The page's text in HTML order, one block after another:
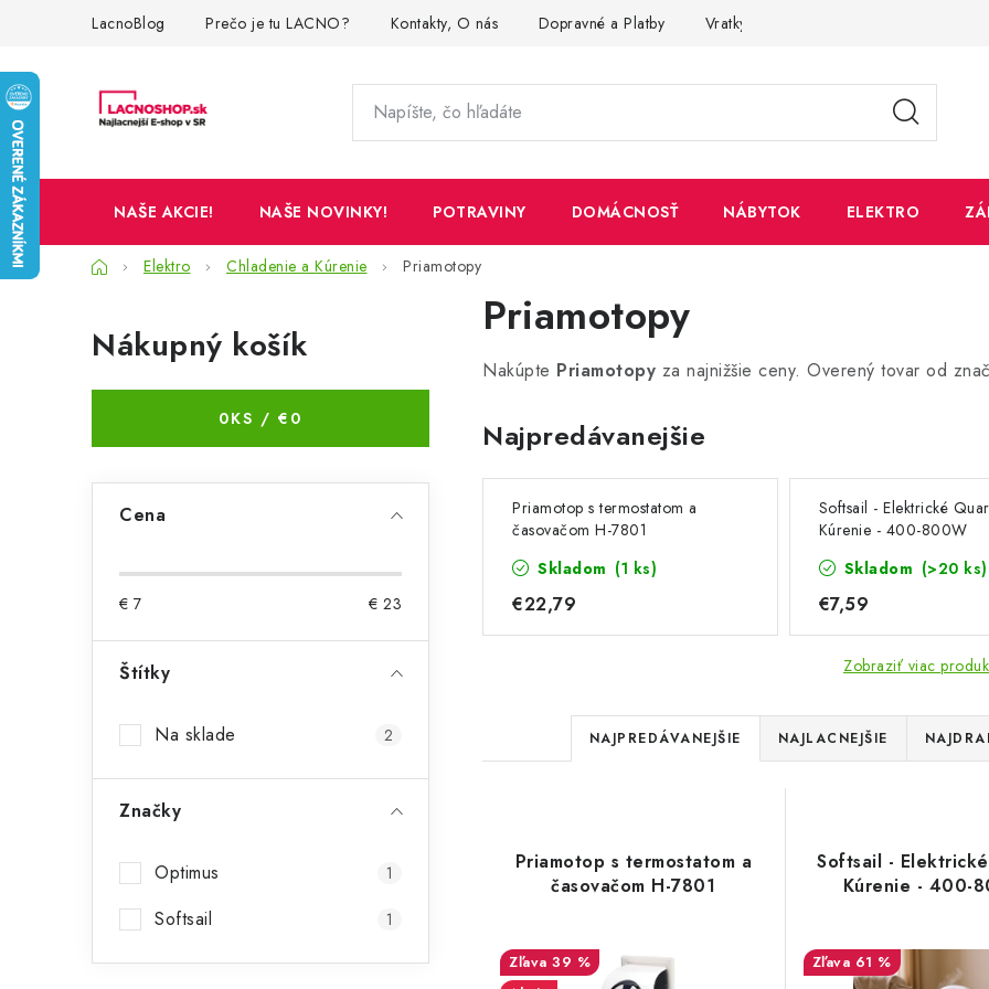
LacnoBlog Prečo je tu LACNO? Kontakty, O nás Dopravné a Platby Vratky a Reklamácie
NAŠE AKCIE! NAŠE NOVINKY! POTRAVINY DOMÁCNOSŤ NÁBYTOK ELEKTRO
DomovElektro Chladenie a Kúrenie Priamotopy
o
č
n
ý
e
Nákupný košík
0KS / €0
Cena
€ 7 € 23
Štítky
Na sklade 2
Značky
Optimus 1
Softsail 1
Priamotopy
Nakúpte Priamotopy za najnižšie ceny. Overený tovar od
Najpredávanejšie
Priamotop s termostatom a
časovačom H-7801
Skladom (1 ks)
€22,79
Softsail - Elektrické
Kúrenie - 400-800W
Skladom (>20 ks)
€7,59
Zobraziť viac
R
a
e
n
i
NAJPREDÁVANEJŠIE NAJLACNEJŠIE
Priamotop s termostatom a
časovačom H-7801
39 %
Softsail -
Kúrenie - 400-
61 %